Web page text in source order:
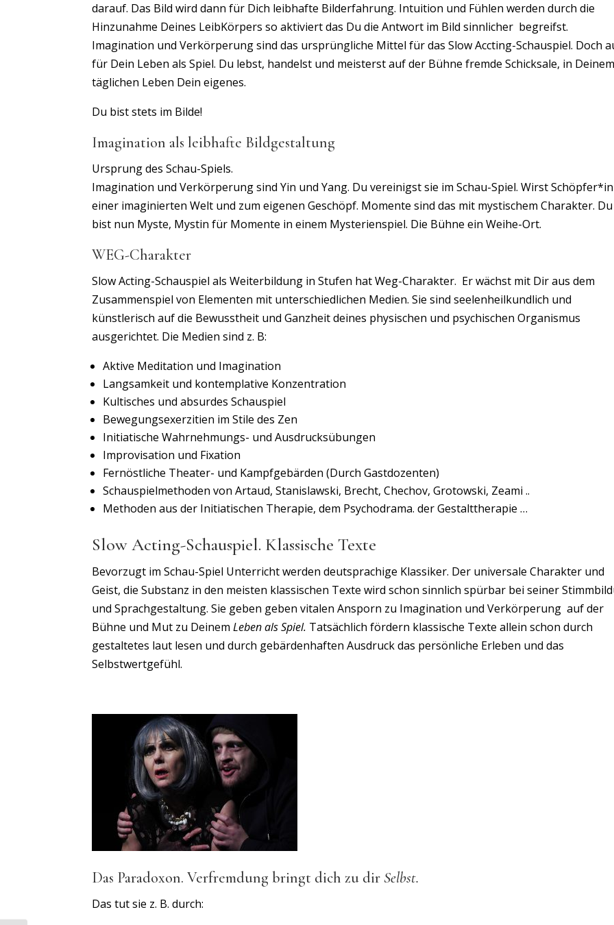
darauf. Das Bild wird dann für Dich leibhafte Bilderfahrung. Intuition und Fühlen werden durch die
Hinzunahme Deines LeibKörpers so aktiviert das Du die Antwort im Bild sinnlicher begreifst.
Imagination und Verkörperung sind das ursprüngliche Mittel für das Slow Accting-Schauspiel. Doch
für Dein Leben als Spiel. Du lebst, handelst und meisterst auf der Bühne fremde Schicksale, in
täglichen Leben Dein eigenes.
Du bist stets im Bilde!
Imagination als leibhafte Bildgestaltung
Ursprung des Schau-Spiels.
Imagination und Verkörperung sind Yin und Yang. Du vereinigst sie im Schau-Spiel. Wirst Schöpfer*in
einer imaginierten Welt und zum eigenen Geschöpf. Momente sind das mit mystischem Charakter. Du
bist nun Myste, Mystin für Momente in einem Mysterienspiel. Die Bühne ein Weihe-Ort.
WEG-Charakter
Slow Acting-Schauspiel als Weiterbildung in Stufen hat Weg-Charakter. Er wächst mit Dir aus dem
Zusammenspiel von Elementen mit unterschiedlichen Medien. Sie sind seelenheilkundlich und
künstlerisch auf die Bewusstheit und Ganzheit deines physischen und psychischen Organismus
ausgerichtet. Die Medien sind z. B:
Aktive Meditation und Imagination
Langsamkeit und kontemplative Konzentration
Kultisches und absurdes Schauspiel
Bewegungsexerzitien im Stile des Zen
Initiatische Wahrnehmungs- und Ausdrucksübungen
Improvisation und Fixation
Fernöstliche Theater- und Kampfgebärden (Durch Gastdozenten)
Schauspielmethoden von Artaud, Stanislawski, Brecht, Chechov, Grotowski, Zeami ..
Methoden aus der Initiatischen Therapie, dem Psychodrama. der Gestalttherapie …
Slow Acting-Schauspiel. Klassische Texte
Bevorzugt im Schau-Spiel Unterricht werden deutsprachige Klassiker. Der universale Charakter und
Geist, die Substanz in den meisten klassischen Texte wird schon sinnlich spürbar bei seiner
und Sprachgestaltung. Sie geben geben vitalen Ansporn zu Imagination und Verkörperung auf der
Bühne und Mut zu DeinemLeben als Spiel. Tatsächlich fördern klassische Texte allein schon durch
gestaltetes laut lesen und durch gebärdenhaften Ausdruck das persönliche Erleben und das
Selbstwertgefühl.
Das Paradoxon. Verfremdung bringt dich zu dir Selbst.
Das tut sie z. B. durch: